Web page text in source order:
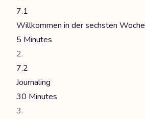
7.1
Willkommen in der sechsten Woche
5 Minutes
7.2
Journaling
30 Minutes